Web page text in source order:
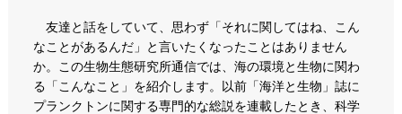
友達と話をしていて、思わず「それに関してはね、こん
なことがあるんだ」と言いたくなったことはありません
か。この生物生態研究所通信では、海の環境と生物に関わ
る「こんなこと」を紹介します。以前「海洋と生物」誌に
プランクトンに関する専門的な総説を連載したとき、科学